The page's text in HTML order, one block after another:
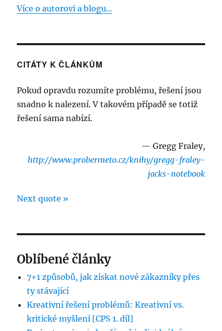
Více o autorovi a blogu...
CITÁTY K ČLÁNKŮM
Pokud opravdu rozumíte problému, řešení jsou
snadno k nalezení. V takovém případě se totiž
řešení sama nabízí.
— Gregg Fraley,
http://www.probermeto.cz/knihy/gregg-fraley-
jacks-notebook
Next quote »
Oblíbené články
7+1 způsobů, jak získat nové zákazníky přes
ty stávající
Kreativní řešení problémů: Kreativní vs.
kritické myšlení [CPS 1. díl]